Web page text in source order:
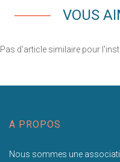
VOUS
Pas d'article similaire pour
A PROPOS
Nous sommes une